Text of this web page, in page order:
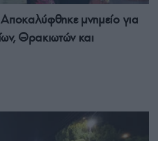
μνημείο για
Θρακιωτών και